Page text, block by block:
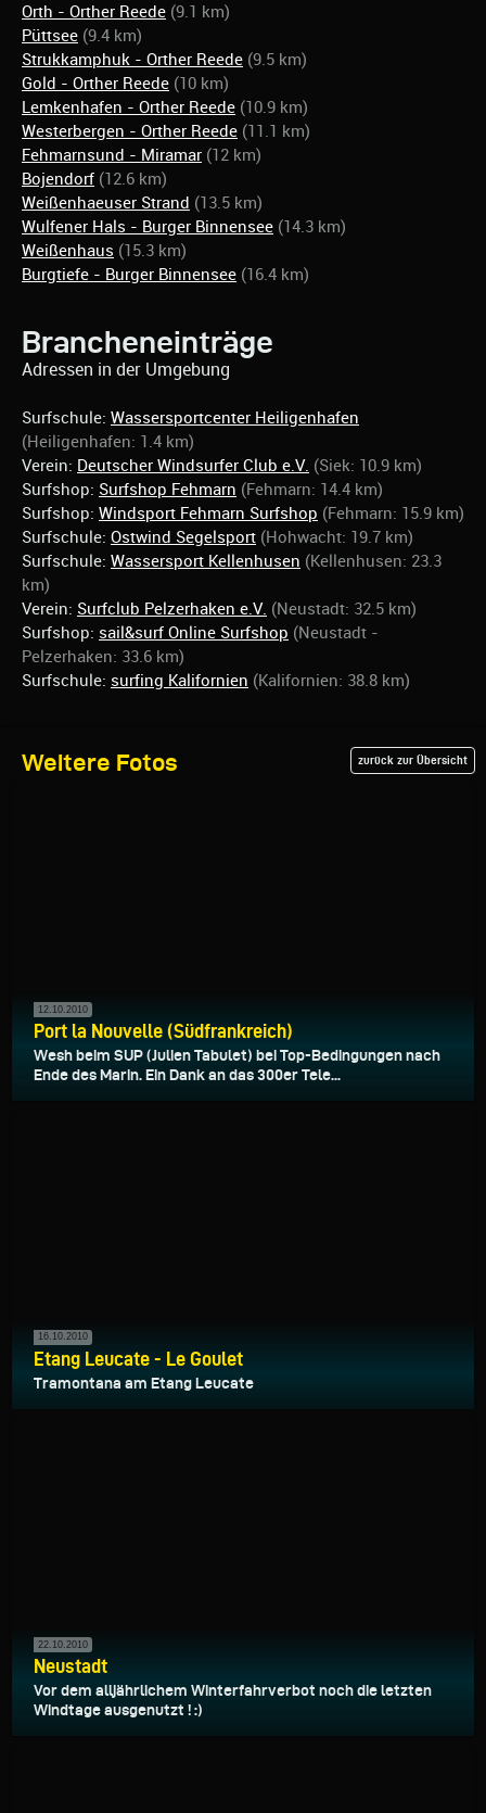
Orth - Orther Reede (9.1 km)
Püttsee (9.4 km)
Strukkamphuk - Orther Reede (9.5 km)
Gold - Orther Reede (10 km)
Lemkenhafen - Orther Reede (10.9 km)
Westerbergen - Orther Reede (11.1 km)
Fehmarnsund - Miramar (12 km)
Bojendorf (12.6 km)
Weißenhaeuser Strand (13.5 km)
Wulfener Hals - Burger Binnensee (14.3 km)
Weißenhaus (15.3 km)
Burgtiefe - Burger Binnensee (16.4 km)
Brancheneinträge
Adressen in der Umgebung
Surfschule: Wassersportcenter Heiligenhafen
(Heiligenhafen: 1.4 km)
Verein: Deutscher Windsurfer Club e.V. (Siek: 10.9 km)
Surfshop: Surfshop Fehmarn (Fehmarn: 14.4 km)
Surfshop: Windsport Fehmarn Surfshop (Fehmarn: 15.9 km)
Surfschule: Ostwind Segelsport (Hohwacht: 19.7 km)
Surfschule: Wassersport Kellenhusen (Kellenhusen: 23.3
km)
Verein: Surfclub Pelzerhaken e.V. (Neustadt: 32.5 km)
Surfshop: sail&surf Online Surfshop (Neustadt -
Pelzerhaken: 33.6 km)
Surfschule: surfing Kalifornien (Kalifornien: 38.8 km)
Weitere Fotos zurück zur Übersicht
12.10.2010
Port la Nouvelle (Südfrankreich)
Wesh beim SUP (Julien Tabulet) bei Top-Bedingungen nach
Ende des Marin. Ein Dank an das 300er Tele...
16.10.2010
Etang Leucate - Le Goulet
Tramontana am Etang Leucate
22.10.2010
Neustadt
Vor dem alljährlichem Winterfahrverbot noch die letzten
Windtage ausgenutzt ! :)